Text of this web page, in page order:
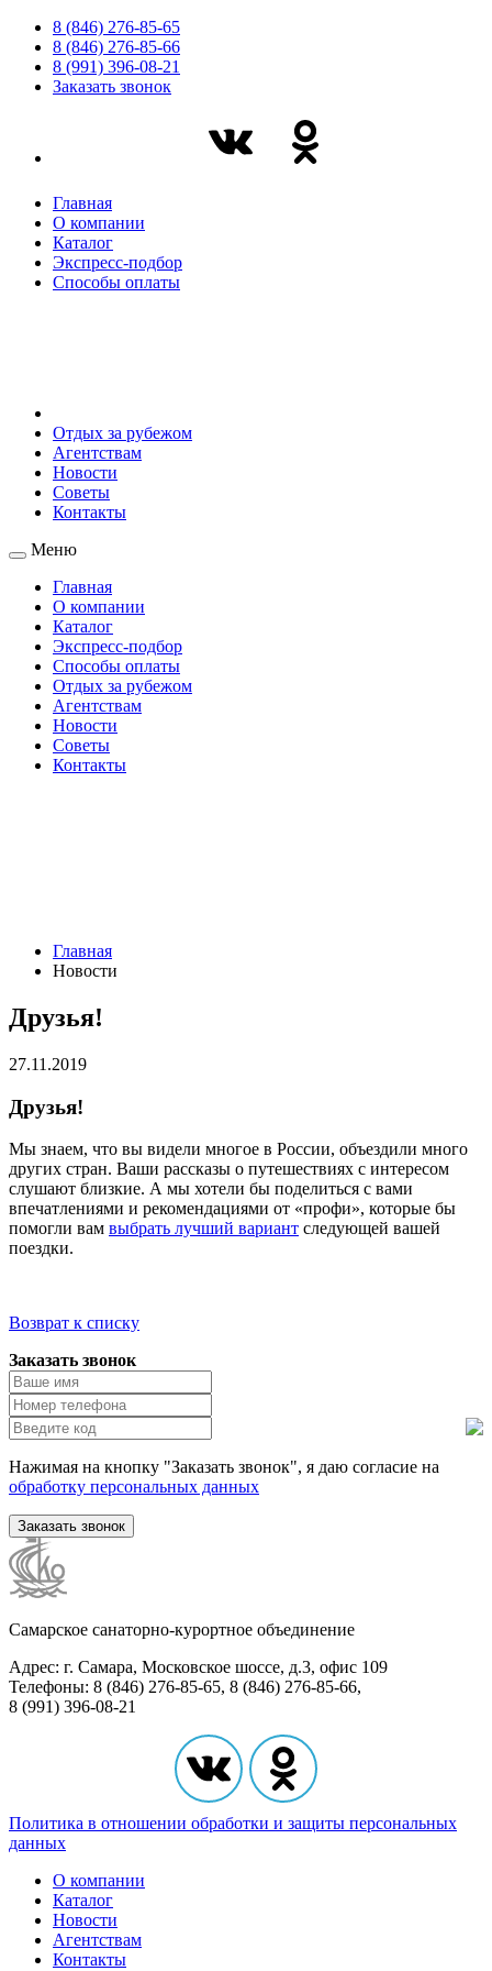
8 (846) 276-85-65
8 (846) 276-85-66
8 (991) 396-08-21
Заказать звонок
Главная
О компании
Каталог
Экспресс-подбор
Способы оплаты
Отдых за рубежом
Агентствам
Новости
Советы
Контакты
Меню
Главная
О компании
Каталог
Экспресс-подбор
Способы оплаты
Отдых за рубежом
Агентствам
Новости
Советы
Контакты
Главная
Новости
Друзья!
27.11.2019
Друзья!
Мы знаем, что вы видели многое в России, объездили много
других стран. Ваши рассказы о путешествиях с интересом
слушают близкие. А мы хотели бы поделиться с вами
впечатлениями и рекомендациями от «профи», которые бы
помогли вам выбрать лучший вариант следующей вашей
поездки.
Возврат к списку
Заказать звонок
Нажимая на кнопку "Заказать звонок", я даю согласие на
обработку персональных данных
Заказать звонок
Самарское санаторно-курортное объединение
Адрес: г. Самара, Московское шоссе, д.3, офис 109
Телефоны: 8 (846) 276-85-65, 8 (846) 276-85-66,
8 (991) 396-08-21
Политика в отношении обработки и защиты персональных
данных
О компании
Каталог
Новости
Агентствам
Контакты